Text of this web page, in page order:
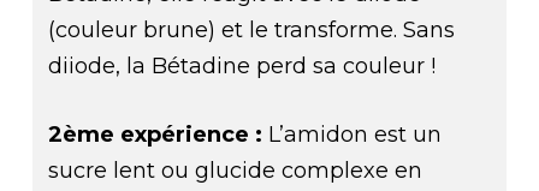
(couleur brune) et le transforme. Sans
diiode, la Bétadine perd sa couleur !
2ème expérience : L’amidon est un
sucre lent ou glucide complexe en